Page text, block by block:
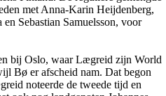
met Anna-Karin Heijdenberg,
Sebastian Samuelsson, voor
bij Oslo, waar Lægreid zijn World
Bø er afscheid nam. Dat begon
noteerde de tweede tijd en